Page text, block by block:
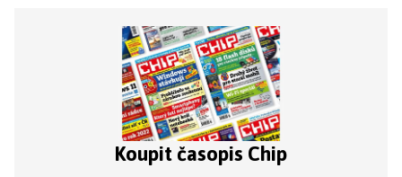
Koupit časopis Chip